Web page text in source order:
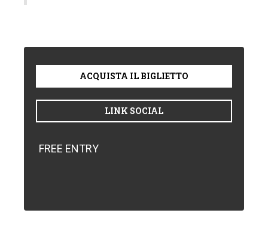
ACQUISTA IL BIGLIETTO
LINK SOCIAL
FREE ENTRY